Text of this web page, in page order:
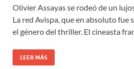
Olivier Assayas se rodeó de un
La red Avispa, que en absoluto fue
el género del thriller. El cineasta
LEER MÁS